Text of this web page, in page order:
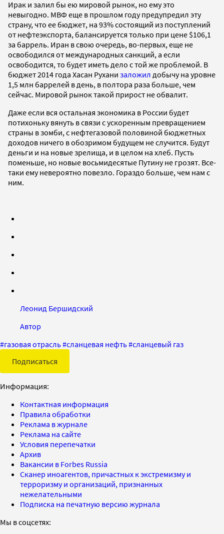
Ирак и залил бы ею мировой рынок, но ему это
невыгодно. МВФ еще в прошлом году предупредил эту
страну, что ее бюджет, на 93% состоящий из поступлений
от нефтеэкспорта, балансируется только при цене $106,1
за баррель. Иран в свою очередь, во-первых, еще не
освободился от международных санкций, а если
освободится, то будет иметь дело с той же проблемой. В
бюджет 2014 года Хасан Рухани заложил добычу на уровне
1,5 млн баррелей в день, в полтора раза больше, чем
сейчас. Мировой рынок такой прирост не обвалит.
Даже если вся остальная экономика в России будет
потихоньку вянуть в связи с ускоренным превращением
страны в зомби, с нефтегазовой половиной бюджетных
доходов ничего в обозримом будущем не случится. Будут
деньги и на новые зрелища, и в целом на хлеб. Пусть
поменьше, но новые восьмидесятые Путину не грозят. Все-
таки ему невероятно повезло. Гораздо больше, чем нам с
ним.
Леонид Бершидский
Автор
#газовая отрасль#сланцевая нефть#сланцевый газ
Подписаться
Информация:
Контактная информация
Правила обработки
Реклама в журнале
Реклама на сайте
Условия перепечатки
Архив
Вакансии в Forbes Russia
Сканер иноагентов, причастных к экстремизму и
терроризму и организаций, признанных
нежелательными
Подписка на печатную версию журнала
Мы в соцсетях: